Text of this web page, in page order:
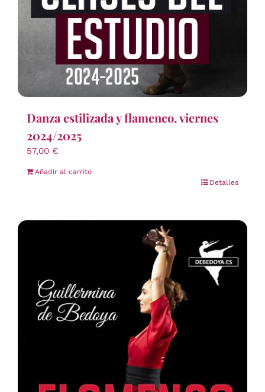
Danza estilizada y flamenco, viernes
2024/2025
57,00 €
Añadir al carrito
Detalles